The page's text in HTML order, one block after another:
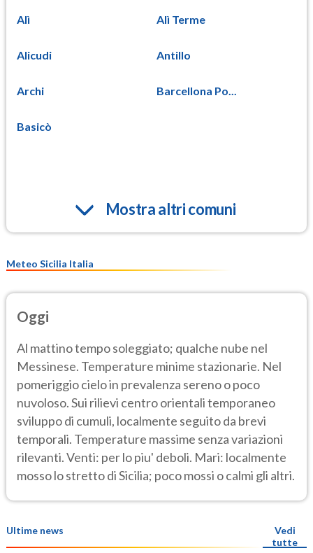
Alì Alì Terme
Alicudi Antillo
Archi Barcellona Po...
Basicò
Mostra altri comuni
Meteo Sicilia Italia
Oggi
Al mattino tempo soleggiato; qualche nube nel
Messinese. Temperature minime stazionarie. Nel
pomeriggio cielo in prevalenza sereno o poco
nuvoloso. Sui rilievi centro orientali temporaneo
sviluppo di cumuli, localmente seguito da brevi
temporali. Temperature massime senza variazioni
rilevanti. Venti: per lo piu' deboli. Mari: localmente
mosso lo stretto di Sicilia; poco mossi o calmi gli altri.
Ultime news
Vedi
tutte